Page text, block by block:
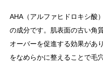
AHA（アルファヒドロキシ酸
の成分です。肌表面の古い角
オーバーを促進する効果があ
をなめらかに整えることで毛